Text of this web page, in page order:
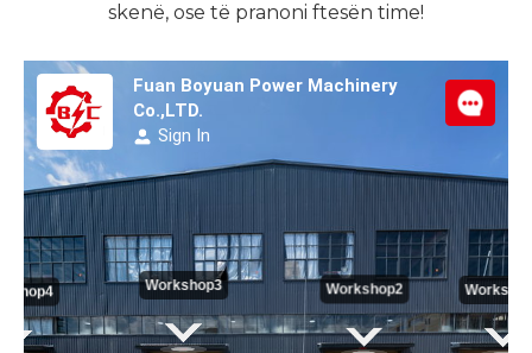
skenë, ose të pranoni ftesën time!